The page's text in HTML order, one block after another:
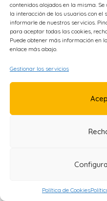
contenidos alojados en la misma.
la interacción de los usuarios con
informarle de nuestros servicios.
para aceptar todas las cookies,
Puede obtener más información en
enlace más abajo.
Gestionar los servicios
Política de Cookies